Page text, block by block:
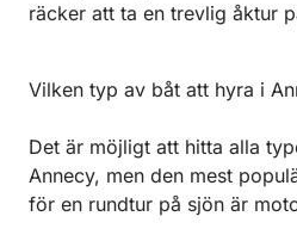
räcker att ta en trevlig åktur
Vilken typ av båt att hyra i
Det är möjligt att hitta alla
Annecy, men den mest
för en rundtur på sjön är